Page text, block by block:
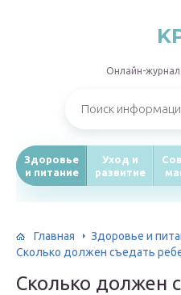
Онлайн-
Здоровье
и питание
Уход и
развитие
Главная
Здоровье и
Сколько должен съедать
Сколько должен